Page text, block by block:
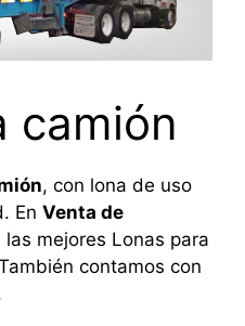
camión
, con lona de uso
En Venta de
mejores Lonas para
contamos con